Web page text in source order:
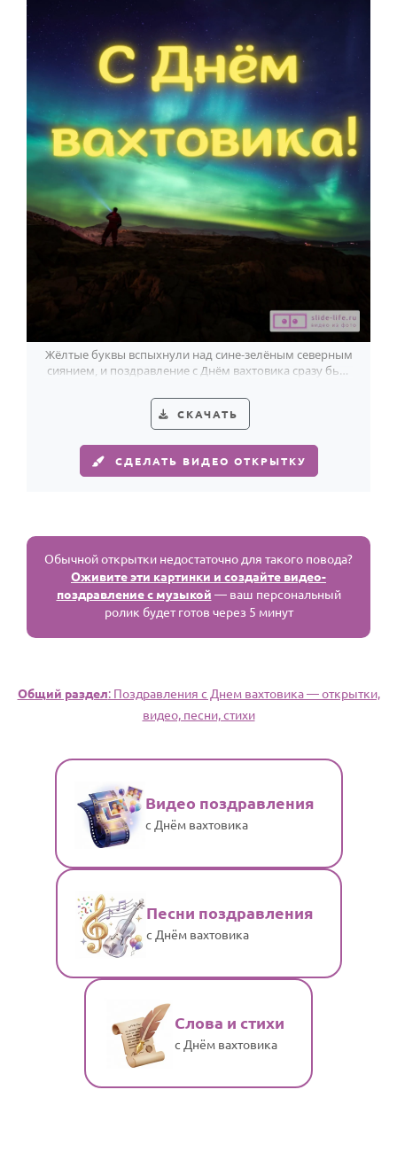
По годам
Жёлтые буквы вспыхнули над сине-зелёным северным
сиянием, и поздравление с Днём вахтовика сразу бьёт
СКАЧАТЬ
СДЕЛАТЬ ВИДЕО ОТКРЫТКУ
Обычной открытки недостаточно для такого повода?
Оживите эти картинки и создайте видео-
поздравление с музыкой — ваш персональный
ролик будет готов через 5 минут
Общий раздел: Поздравления с Днем вахтовика — открытки,
видео, песни, стихи
Видео поздравления
с Днём вахтовика
Песни поздравления
с Днём вахтовика
Слова и стихи
с Днём вахтовика